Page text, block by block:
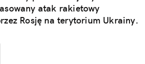
atak rakietowy
Rosję na terytorium Ukrainy.